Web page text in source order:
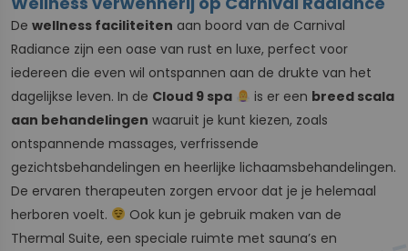
De wellness faciliteiten aan boord van de Carnival
Radiance zijn een oase van rust en luxe, perfect voor
iedereen die even wil ontspannen aan de drukte van het
dagelijkse leven. In de Cloud 9 spa is er een breed scala
aan behandelingen waaruit je kunt kiezen, zoals
ontspannende massages, verfrissende
gezichtsbehandelingen en heerlijke lichaamsbehandelingen.
De ervaren therapeuten zorgen ervoor dat je je helemaal
herboren voelt.
Ook kun je gebruik maken van de
Thermal Suite, een speciale ruimte met sauna’s en